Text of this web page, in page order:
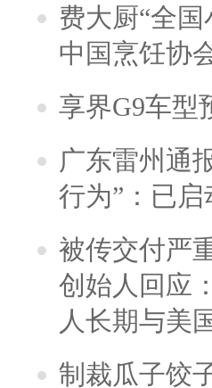
费大厨“全
中国烹饪协
享界G9车型
广东雷州通
行为”：已
被传交付严
创始人回应
人长期与美
制裁瓜子饺